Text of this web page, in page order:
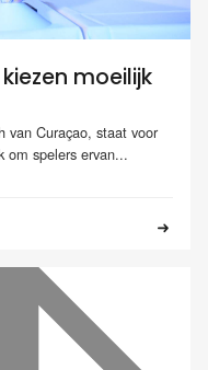
moeilijk
van Curaçao, staat voor
om spelers ervan...